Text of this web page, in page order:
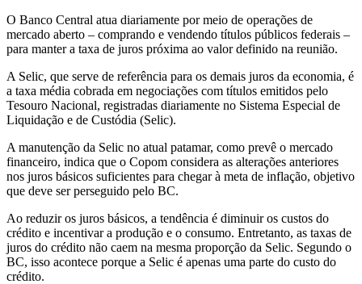
O Banco Central atua diariamente por meio de operações de
mercado aberto – comprando e vendendo títulos públicos federais –
para manter a taxa de juros próxima ao valor definido na reunião.
A Selic, que serve de referência para os demais juros da economia, é
a taxa média cobrada em negociações com títulos emitidos pelo
Tesouro Nacional, registradas diariamente no Sistema Especial de
Liquidação e de Custódia (Selic).
A manutenção da Selic no atual patamar, como prevê o mercado
financeiro, indica que o Copom considera as alterações anteriores
nos juros básicos suficientes para chegar à meta de inflação, objetivo
que deve ser perseguido pelo BC.
Ao reduzir os juros básicos, a tendência é diminuir os custos do
crédito e incentivar a produção e o consumo. Entretanto, as taxas de
juros do crédito não caem na mesma proporção da Selic. Segundo o
BC, isso acontece porque a Selic é apenas uma parte do custo do
crédito.